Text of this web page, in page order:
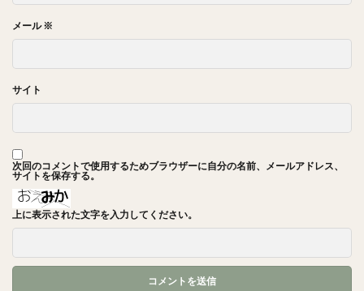
メール※
サイト
次回のコメントで使用するためブラウザーに自分の名前、メールアドレス、
サイトを保存する。
上に表示された文字を入力してください。